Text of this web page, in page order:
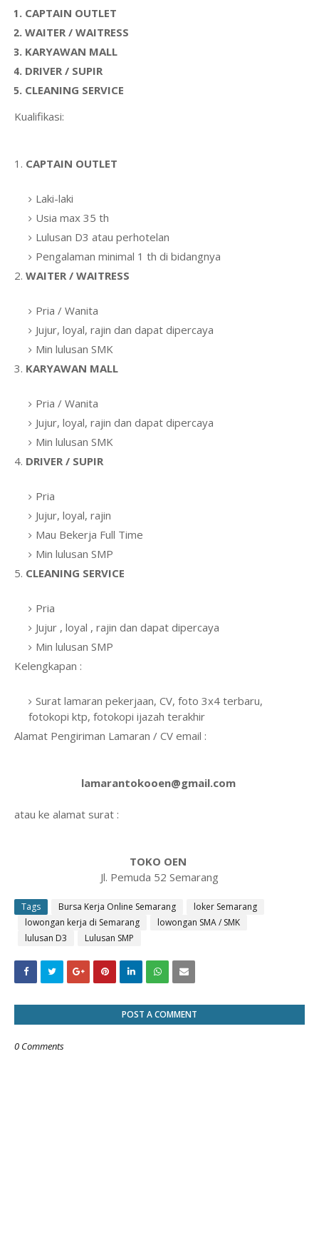
CAPTAIN OUTLET
WAITER / WAITRESS
KARYAWAN MALL
DRIVER / SUPIR
CLEANING SERVICE
Kualifikasi:
1. CAPTAIN OUTLET
Laki-laki
Usia max 35 th
Lulusan D3 atau perhotelan
Pengalaman minimal 1 th di bidangnya
2. WAITER / WAITRESS
Pria / Wanita
Jujur, loyal, rajin dan dapat dipercaya
Min lulusan SMK
3. KARYAWAN MALL
Pria / Wanita
Jujur, loyal, rajin dan dapat dipercaya
Min lulusan SMK
4. DRIVER / SUPIR
Pria
Jujur, loyal, rajin
Mau Bekerja Full Time
Min lulusan SMP
5. CLEANING SERVICE
Pria
Jujur , loyal , rajin dan dapat dipercaya
Min lulusan SMP
Kelengkapan :
Surat lamaran pekerjaan, CV, foto 3x4 terbaru,
fotokopi ktp, fotokopi ijazah terakhir
Alamat Pengiriman Lamaran / CV email :
lamarantokooen@gmail.com
atau ke alamat surat :
TOKO OEN
Jl. Pemuda 52 Semarang
Tags Bursa Kerja Online Semarang
loker Semarang
lowongan kerja di Semarang
lowongan SMA / SMK
lulusan D3
Lulusan SMP
POST A COMMENT
0 Comments